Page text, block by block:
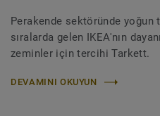
Perakende sektöründe
sıralarda gelen IKEA'nın
zeminler için tercihi Tarkett.
DEVAMINI OKUYUN